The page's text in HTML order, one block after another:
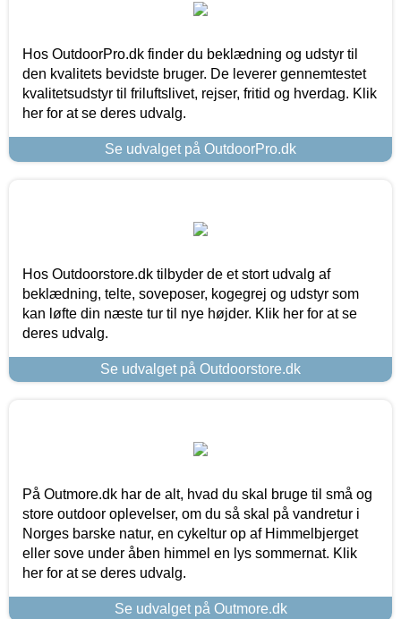
Hos OutdoorPro.dk finder du beklædning og udstyr til
den kvalitets bevidste bruger. De leverer gennemtestet
kvalitetsudstyr til friluftslivet, rejser, fritid og hverdag. Klik
her for at se deres udvalg.
Se udvalget på OutdoorPro.dk
Hos Outdoorstore.dk tilbyder de et stort udvalg af
beklædning, telte, soveposer, kogegrej og udstyr som
kan løfte din næste tur til nye højder. Klik her for at se
deres udvalg.
Se udvalget på Outdoorstore.dk
På Outmore.dk har de alt, hvad du skal bruge til små og
store outdoor oplevelser, om du så skal på vandretur i
Norges barske natur, en cykeltur op af Himmelbjerget
eller sove under åben himmel en lys sommernat. Klik
her for at se deres udvalg.
Se udvalget på Outmore.dk